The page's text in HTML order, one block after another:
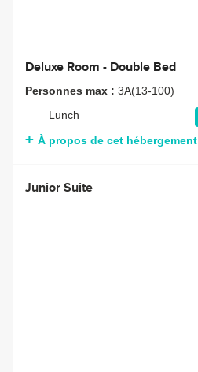
Deluxe Room - Double Bed
Personnes max : 3A(13-100)
Lunch
À propos de cet hébergement
Junior Suite